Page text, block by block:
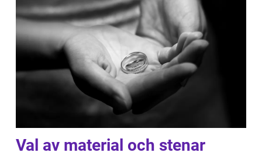
Val av material och stenar